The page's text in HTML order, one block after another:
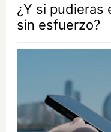
¿Y si pudieras
sin esfuerzo?